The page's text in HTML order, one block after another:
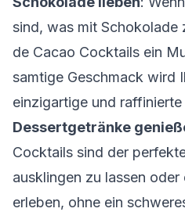
sind, was mit Schokolade
de Cacao Cocktails ein
samtige Geschmack wird
einzigartige und
Dessertgetränke
Cocktails sind der
ausklingen zu lassen oder
erleben, ohne ein